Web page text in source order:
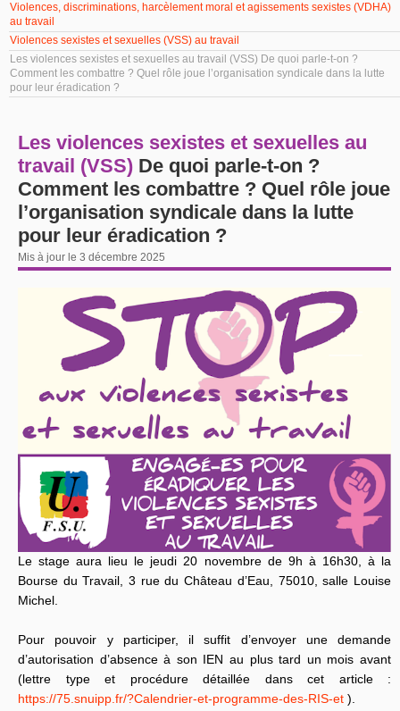
Violences, discriminations, harcèlement moral et agissements sexistes (VDHA)
au travail
Violences sexistes et sexuelles (VSS) au travail
Les violences sexistes et sexuelles au travail (VSS) De quoi parle-t-on ?
Comment les combattre ? Quel rôle joue l’organisation syndicale dans la lutte
pour leur éradication ?
Les violences sexistes et sexuelles au
travail (VSS) De quoi parle-t-on ?
Comment les combattre ? Quel rôle joue
l’organisation syndicale dans la lutte
pour leur éradication ?
Mis à jour le 3 décembre 2025
Le stage aura lieu le jeudi 20 novembre de 9h à 16h30, à la
Bourse du Travail, 3 rue du Château d’Eau, 75010, salle Louise
Michel.
Pour pouvoir y participer, il suffit d’envoyer une demande
d’autorisation d’absence à son IEN au plus tard un mois avant
(lettre type et procédure détaillée dans cet article :
https://75.snuipp.fr/?Calendrier-et-programme-des-RIS-et ).